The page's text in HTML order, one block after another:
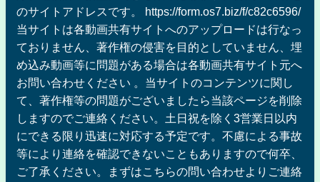
のサイトアドレスです。 https://form.os7.biz/f/c82c6596/
当サイトは各動画共有サイトへのアップロードは行なっ
ておりません、著作権の侵害を目的としていません、埋
め込み動画等に問題がある場合は各動画共有サイト元へ
お問い合わせください 。当サイトのコンテンツに関し
て、著作権等の問題がございましたら当該ページを削除
しますのでご連絡ください。土日祝を除く3営業日以内
にできる限り迅速に対応する予定です。不慮による事故
等により連絡を確認できないこともありますので何卒、
ご了承ください。まずはこちらの問い合わせよりご連絡